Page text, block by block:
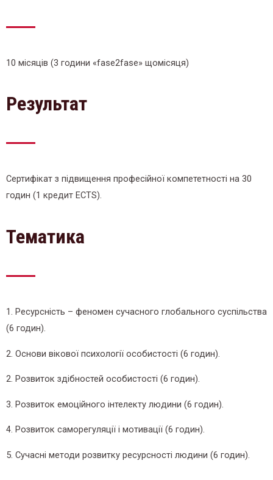
10 місяців (3 години «fase2fase» щомісяця)
Результат
Сертифікат з підвищення професійної компететності на 30
годин (1 кредит ECTS).
Тематика
1. Ресурсність – феномен сучасного глобального суспільства
(6 годин).
2. Основи вікової психології особистості (6 годин).
2. Розвиток здібностей особистості (6 годин).
3. Розвиток емоційного інтелекту людини (6 годин).
4. Розвиток саморегуляції і мотивації (6 годин).
5. Сучасні методи розвитку ресурсності людини (6 годин).